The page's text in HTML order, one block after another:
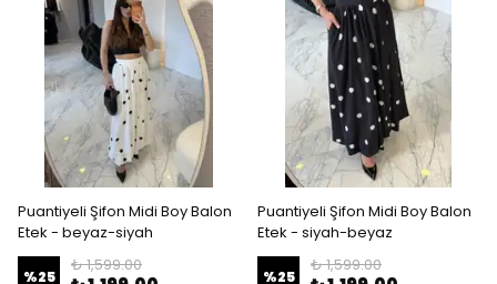
Puantiyeli Şifon Midi Boy Balon
Etek - beyaz-siyah
%25
₺ 1,599.00
Puantiyeli Şifon Midi Boy Balon
Etek - siyah-beyaz
%25
₺ 1,599.00